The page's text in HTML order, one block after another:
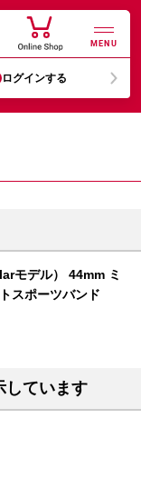
MENU
ログインする
モデル） 44mm ミ
スポーツバンド
しています